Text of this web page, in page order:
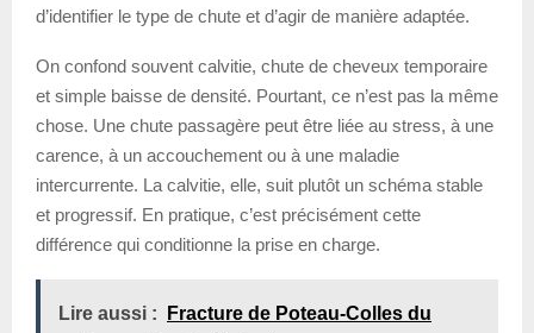
d’identifier le type de chute et d’agir de manière adaptée.
On confond souvent calvitie, chute de cheveux temporaire
et simple baisse de densité. Pourtant, ce n’est pas la même
chose. Une chute passagère peut être liée au stress, à une
carence, à un accouchement ou à une maladie
intercurrente. La calvitie, elle, suit plutôt un schéma stable
et progressif. En pratique, c’est précisément cette
différence qui conditionne la prise en charge.
Lire aussi :
Fracture de Poteau-Colles du